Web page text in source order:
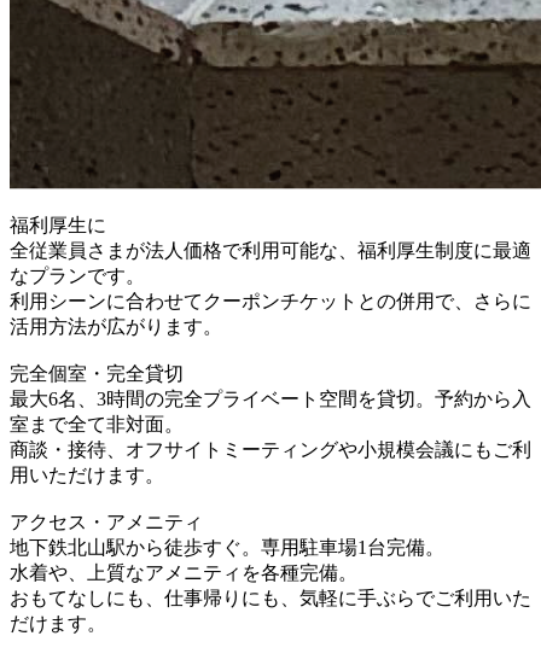
福利厚生に
全従業員さまが法人価格で利用可能な、福利厚生制度に最適
なプランです。
利用シーンに合わせてクーポンチケットとの併用で、さらに
活用方法が広がります。
完全個室・完全貸切
最大6名、3時間の完全プライベート空間を貸切。予約から入
室まで全て非対面。
商談・接待、オフサイトミーティングや小規模会議にもご利
用いただけます。
アクセス・アメニティ
地下鉄北山駅から徒歩すぐ。専用駐車場1台完備。
水着や、上質なアメニティを各種完備。
おもてなしにも、仕事帰りにも、気軽に手ぶらでご利用いた
だけます。